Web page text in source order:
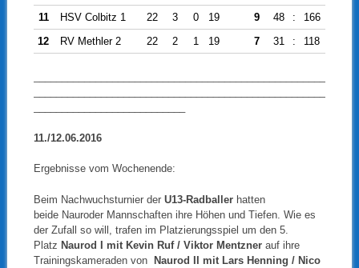
11
HSV Colbitz 1 22 3 0 19 9 48 : 166
12
RV Methler 2 22 2 1 19 7 31 : 118
11./12.06.2016
Ergebnisse vom Wochenende:
Beim Nachwuchsturnier derU13-Radballerhatten
beide Nauroder Mannschaften ihre Höhen und Tiefen. Wie es
der Zufall so will, trafen im Platzierungsspiel um den 5.
Platz Naurod I mit Kevin Ruf / Viktor Mentznerauf ihre
Trainingskameraden von
Naurod II mit Lars Henning / Nico